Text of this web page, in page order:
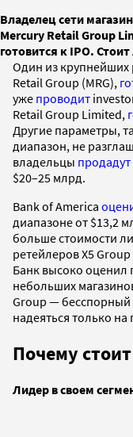
Владелец сети
Mercury Retail Group
готовится к IPO.
Один из крупнейших
Retail Group (MRG),
уже проводит
Retail Group Limited,
Другие параметры,
диапазон, не
владельцы продадут
$20–25 млрд.
Bank of America
диапазоне от $13,2
больше стоимости
ретейлеров X5 Group
Банк высоко оценил
небольших
Group — бесспорный
надеяться только на
Почему
Лидер в своем